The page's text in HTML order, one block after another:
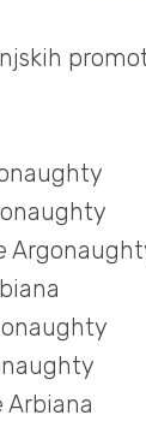
Arbiana